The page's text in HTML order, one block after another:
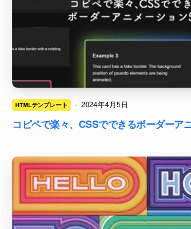
HTMLテンプレート · 2024年4月5日
コピペで楽々、CSSでできるボーダーア